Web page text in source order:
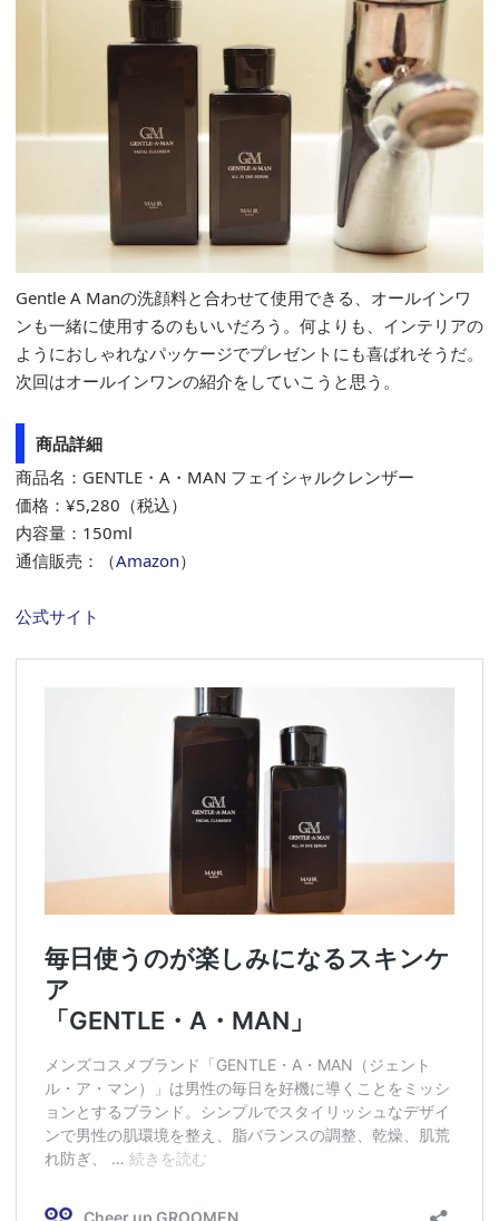
Gentle A Manの洗顔料と合わせて使用できる、オールインワ
ンも一緒に使用するのもいいだろう。何よりも、インテリアの
ようにおしゃれなパッケージでプレゼントにも喜ばれそうだ。
次回はオールインワンの紹介をしていこうと思う。
商品詳細
商品名：GENTLE・A・MAN フェイシャルクレンザー
価格：¥5,280（税込）
内容量：150ml
通信販売：（Amazon）
公式サイト